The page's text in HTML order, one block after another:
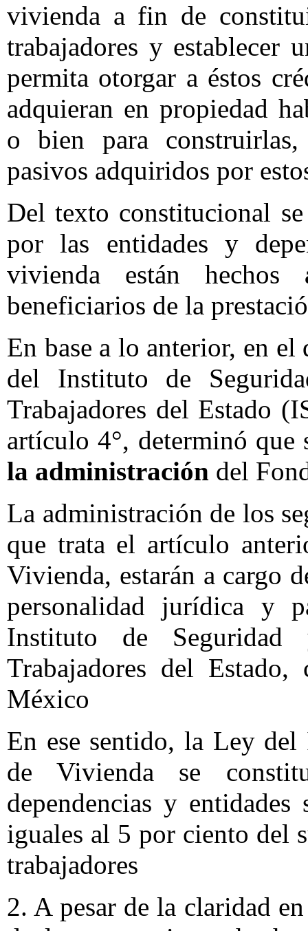
vivienda a fin de
trabajadores y establecer
permita otorgar a éstos
adquieran en propiedad
o bien para
pasivos adquiridos por
Del texto constitucional
por las entidades y
vivienda están hechos
beneficiarios de la
En base a lo anterior, en
del Instituto de
Trabajadores del Estado
artículo 4°, determinó que
la administración del
La administración de los
que trata el artículo
Vivienda, estarán a cargo
personalidad jurídica y
Instituto de
Trabajadores del
México
En ese sentido, la Ley
de Vivienda se
dependencias y
iguales al 5 por ciento del
trabajadores
2. A pesar de la claridad